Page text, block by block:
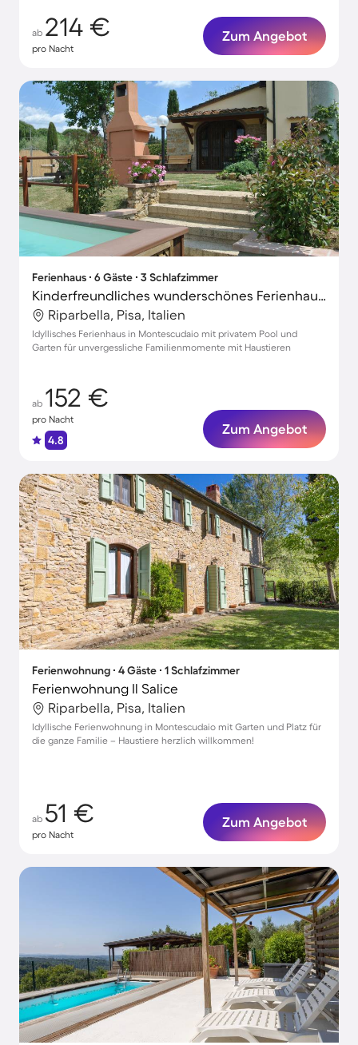
ab 214 €
pro Nacht
Zum Angebot
Ferienhaus ∙ 6 Gäste ∙ 3 Schlafzimmer
Kinderfreundliches wunderschönes Ferienhaus mit Terrasse, Garten und privatem Pool | Haustiere erlaubt
Riparbella, Pisa, Italien
Idyllisches Ferienhaus in Montescudaio mit privatem Pool und
Garten für unvergessliche Familienmomente mit Haustieren
ab 152 €
pro Nacht
4.8
Zum Angebot
Ferienwohnung ∙ 4 Gäste ∙ 1 Schlafzimmer
Ferienwohnung Il Salice
Riparbella, Pisa, Italien
Idyllische Ferienwohnung in Montescudaio mit Garten und Platz für
die ganze Familie – Haustiere herzlich willkommen!
ab 51 €
pro Nacht
Zum Angebot